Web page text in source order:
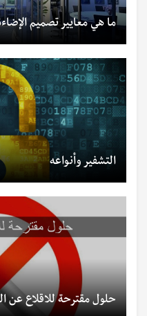
ما هي معايير تصميم
التشفير وأنواعه
حلول مقترحة للاقلاع عن